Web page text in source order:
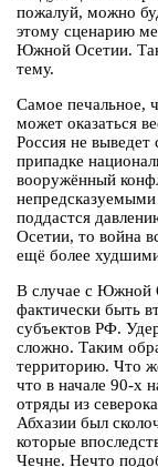
пожалуй, можно
этому сценарию
Южной Осетии.
тему.
Самое печальное,
может оказаться
Россия не
припадке
вооружённый
поддастся
Осетии, то война
ещё более
В случае с Южной
фактически быть
субъектов РФ.
сложно. Таким
территорию. Что
что в начале 90-х
отряды из
Абхазии был
которые
Чечне. Нечто